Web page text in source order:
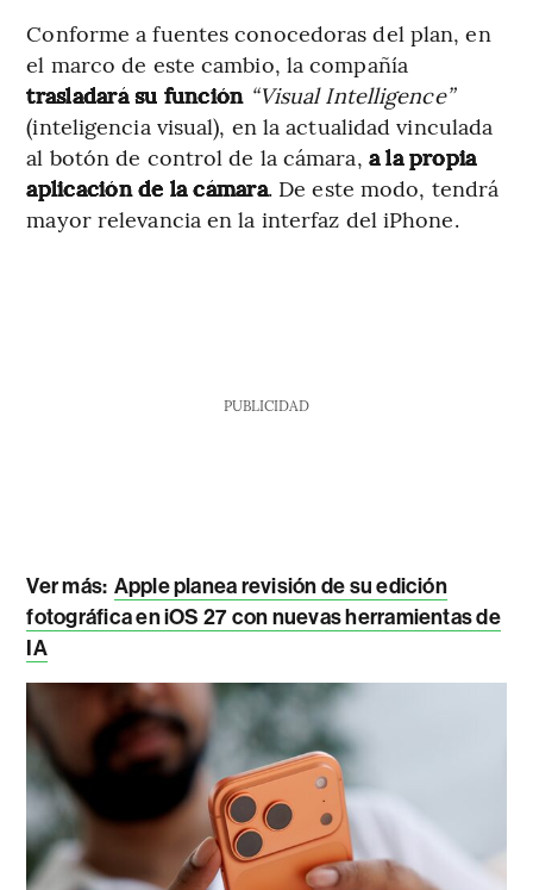
Conforme a fuentes conocedoras del plan, en
el marco de este cambio, la compañía
trasladará su función “Visual Intelligence”
(inteligencia visual), en la actualidad vinculada
al botón de control de la cámara, a la propia
aplicación de la cámara. De este modo, tendrá
mayor relevancia en la interfaz del iPhone.
PUBLICIDAD
Ver más: Apple planea revisión de su edición
fotográfica en iOS 27 con nuevas herramientas de
IA